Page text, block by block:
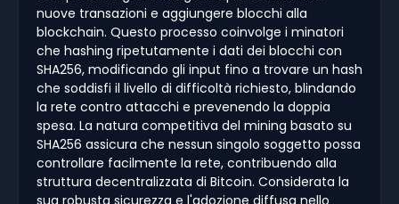
nuove transazioni e aggiungere blocchi alla
blockchain. Questo processo coinvolge i minatori
che hashing ripetutamente i dati dei blocchi con
SHA256, modificando gli input fino a trovare un hash
che soddisfi il livello di difficoltà richiesto, blindando
la rete contro attacchi e prevenendo la doppia
spesa. La natura competitiva del mining basato su
SHA256 assicura che nessun singolo soggetto possa
controllare facilmente la rete, contribuendo alla
struttura decentralizzata di Bitcoin. Considerata la
sua robusta sicurezza e l'adozione diffusa nello